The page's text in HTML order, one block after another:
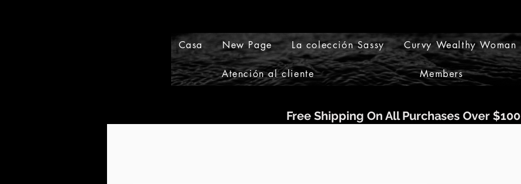
Casa New Page La colección Sassy Curvy Wealthy Woman
Atención al cliente Members
Free Shipping On All Purchases Over $100